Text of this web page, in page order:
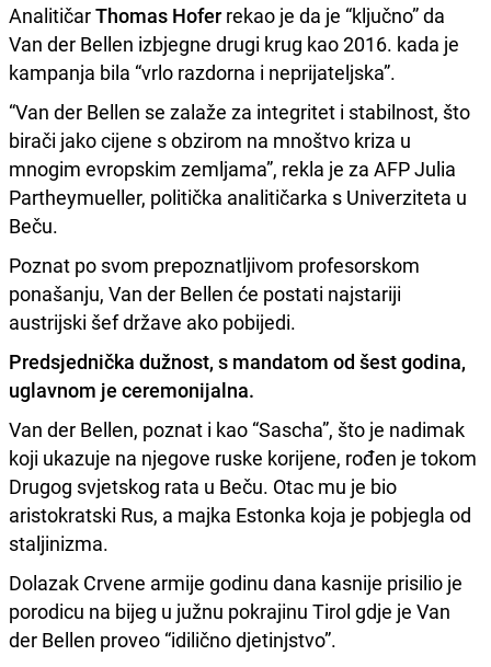
AnalitičarThomas Hofer rekao je da je “ključno” da
Van der Bellen izbjegne drugi krug kao 2016. kada je
kampanja bila “vrlo razdorna i neprijateljska”.
“Van der Bellen se zalaže za integritet i stabilnost, što
birači jako cijene s obzirom na mnoštvo kriza u
mnogim evropskim zemljama”, rekla je za AFP Julia
Partheymueller, politička analitičarka s Univerziteta u
Beču.
Poznat po svom prepoznatljivom profesorskom
ponašanju, Van der Bellen će postati najstariji
austrijski šef države ako pobijedi.
Predsjednička dužnost, s mandatom od šest godina,
uglavnom je ceremonijalna.
Van der Bellen, poznat i kao “Sascha”, što je nadimak
koji ukazuje na njegove ruske korijene, rođen je tokom
Drugog svjetskog rata u Beču. Otac mu je bio
aristokratski Rus, a majka Estonka koja je pobjegla od
staljinizma.
Dolazak Crvene armije godinu dana kasnije prisilio je
porodicu na bijeg u južnu pokrajinu Tirol gdje je Van
der Bellen proveo “idilično djetinjstvo”.